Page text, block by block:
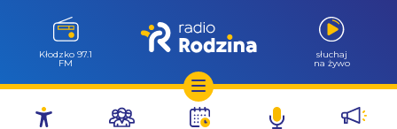
Przejdź
Kłodzko 97.1
FM
słuchaj
na żywo